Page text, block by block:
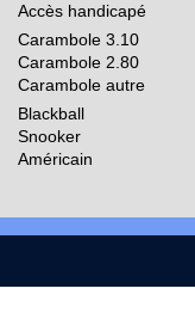
Accès handicapé
Carambole 3.10
Carambole 2.80
Carambole autre
Blackball
Snooker
Américain